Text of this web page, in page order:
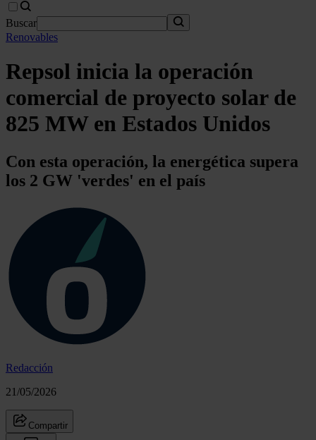
Buscar
Renovables
Repsol inicia la operación
comercial de proyecto solar de
825 MW en Estados Unidos
Con esta operación, la energética supera
los 2 GW 'verdes' en el país
Redacción
21/05/2026
Compartir